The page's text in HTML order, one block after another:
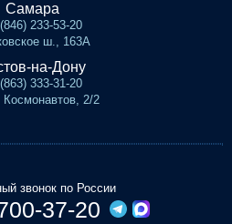
Самара
233-53-20
ш., 163А
на-Дону
333-31-20
Космонавтов, 2/2
звонок по России
37-20